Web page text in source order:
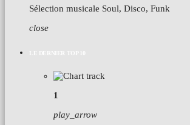
Sélection musicale Soul, Disco, Funk
close
LE DERNIER TOP 10
1
play_arrow